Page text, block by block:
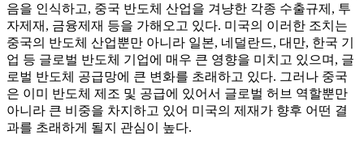
음을 인식하고, 중국 반도체 산업을 겨냥한 각종 수출규제, 투
자제재, 금융제재 등을 가해오고 있다. 미국의 이러한 조치는
중국의 반도체 산업뿐만 아니라 일본, 네덜란드, 대만, 한국 기
업 등 글로벌 반도체 기업에 매우 큰 영향을 미치고 있으며, 글
로벌 반도체 공급망에 큰 변화를 초래하고 있다. 그러나 중국
은 이미 반도체 제조 및 공급에 있어서 글로벌 허브 역할뿐만
아니라 큰 비중을 차지하고 있어 미국의 제재가 향후 어떤 결
과를 초래하게 될지 관심이 높다.